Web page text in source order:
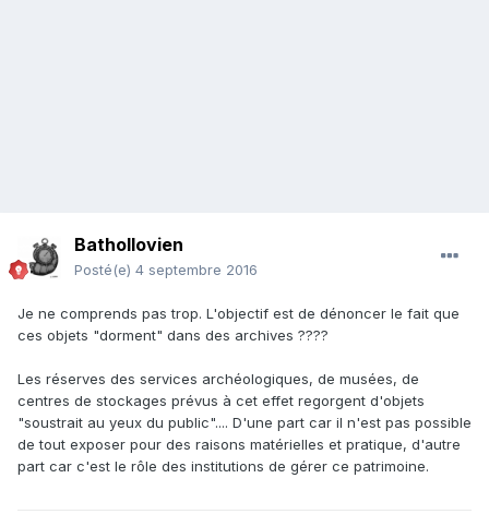
Bathollovien
Posté(e) 4 septembre 2016
Je ne comprends pas trop. L'objectif est de dénoncer le fait que
ces objets "dorment" dans des archives ????
Les réserves des services archéologiques, de musées, de
centres de stockages prévus à cet effet regorgent d'objets
"soustrait au yeux du public".... D'une part car il n'est pas possible
de tout exposer pour des raisons matérielles et pratique, d'autre
part car c'est le rôle des institutions de gérer ce patrimoine.